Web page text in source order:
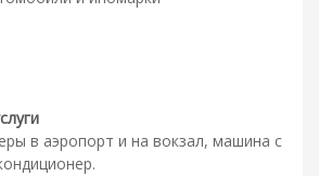
в аэропорт и на вокзал, машина с